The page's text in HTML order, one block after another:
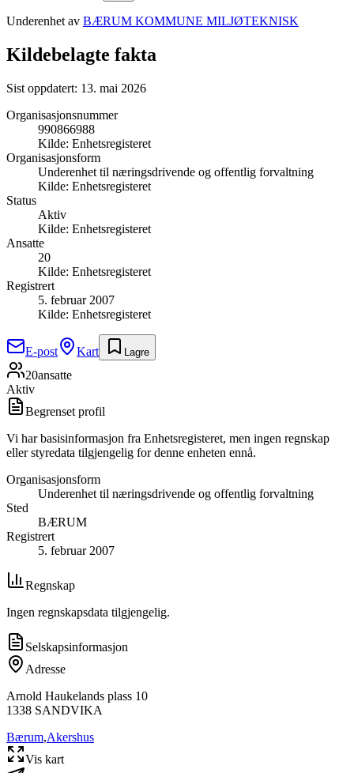
Underenhet av BÆRUM KOMMUNE MILJØTEKNISK
Kildebelagte fakta
Sist oppdatert: 13. mai 2026
Organisasjonsnummer
990866988
Kilde: Enhetsregisteret
Organisasjonsform
Underenhet til næringsdrivende og offentlig forvaltning
Kilde: Enhetsregisteret
Status
Aktiv
Kilde: Enhetsregisteret
Ansatte
20
Kilde: Enhetsregisteret
Registrert
5. februar 2007
Kilde: Enhetsregisteret
E-post Kart Lagre
20ansatte
Aktiv
Begrenset profil
Vi har basisinformasjon fra Enhetsregisteret, men ingen regnskap
eller styredata tilgjengelig for denne enheten ennå.
Organisasjonsform
Underenhet til næringsdrivende og offentlig forvaltning
Sted
BÆRUM
Registrert
5. februar 2007
Regnskap
Ingen regnskapsdata tilgjengelig.
Selskapsinformasjon
Adresse
Arnold Haukelands plass 10
1338 SANDVIKA
Bærum,Akershus
Vis kart